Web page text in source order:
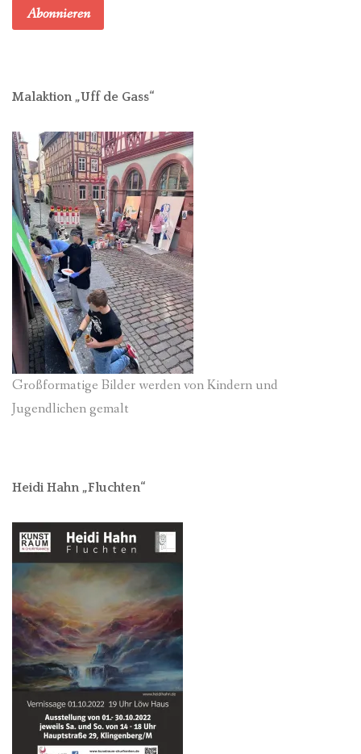
Abonnieren
Malaktion „Uff de Gass“
Großformatige Bilder werden von Kindern und
Jugendlichen gemalt
Heidi Hahn „Fluchten“